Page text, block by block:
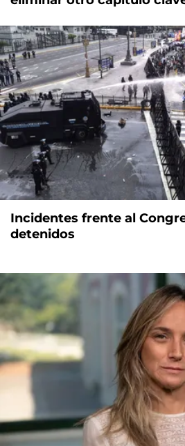
Incidentes frente al
detenidos